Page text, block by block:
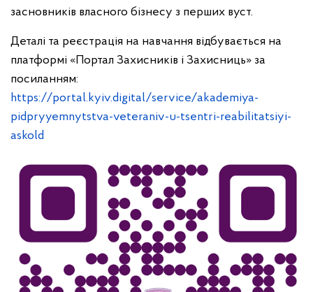
засновників власного бізнесу з перших вуст.
Деталі та реєстрація на навчання відбувається на
платформі «Портал Захисників і Захисниць» за
посиланням:
https://portal.kyiv.digital/service/akademiya-
pidpryyemnytstva-veteraniv-u-tsentri-reabilitatsiyi-
askold